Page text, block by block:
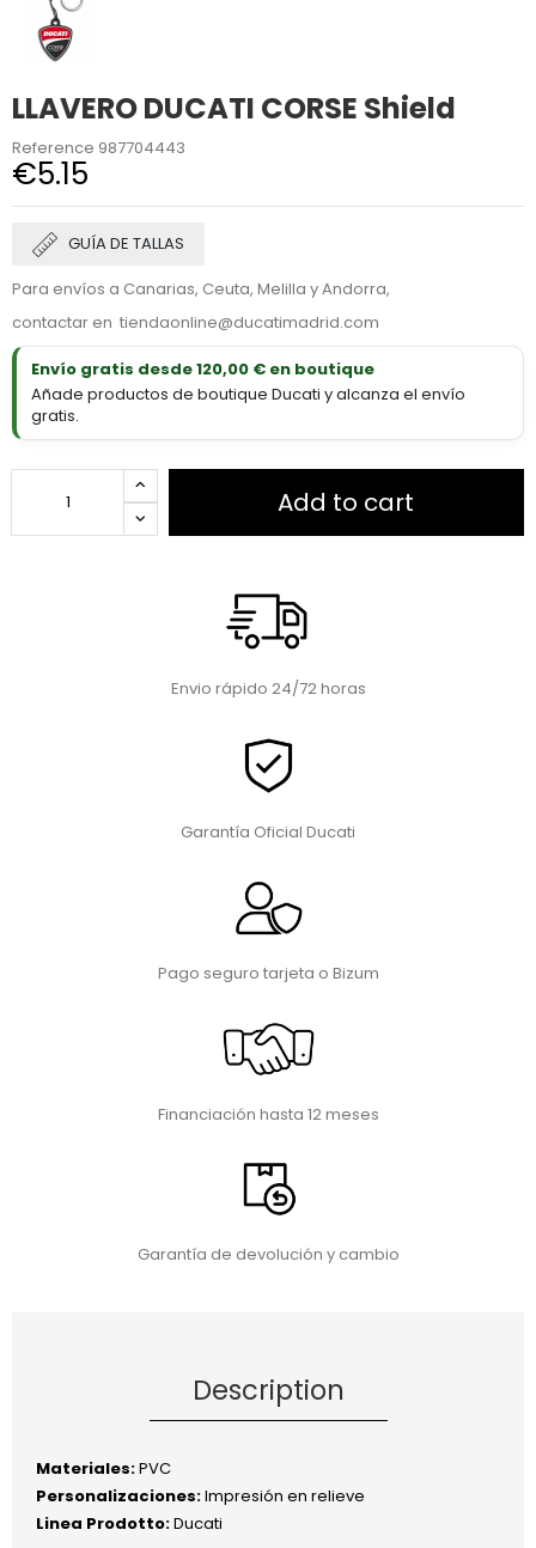
LLAVERO DUCATI CORSE Shield
Reference 987704443
€5.15
GUÍA DE TALLAS
Para envíos a Canarias, Ceuta, Melilla y Andorra,
contactar en tiendaonline@ducatimadrid.com
Envío gratis desde 120,00 € en boutique
Añade productos de boutique Ducati y alcanza el envío
gratis.
Add to cart
Envio rápido 24/72 horas
Garantía Oficial Ducati
Pago seguro tarjeta o Bizum
Financiación hasta 12 meses
Garantía de devolución y cambio
Description
Materiales:PVC
Personalizaciones:Impresión en relieve
Linea Prodotto:Ducati